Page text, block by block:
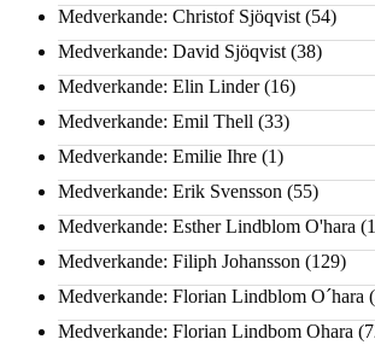
Medverkande: Christof Sjöqvist (54)
Medverkande: David Sjöqvist (38)
Medverkande: Elin Linder(16)
Medverkande: Emil Thell (33)
Medverkande: Emilie Ihre (1)
Medverkande: Erik Svensson (55)
Medverkande: Esther Lindblom O'hara
Medverkande: Filiph Johansson (129)
Medverkande: Florian Lindblom O´hara
Medverkande: Florian Lindbom Ohara